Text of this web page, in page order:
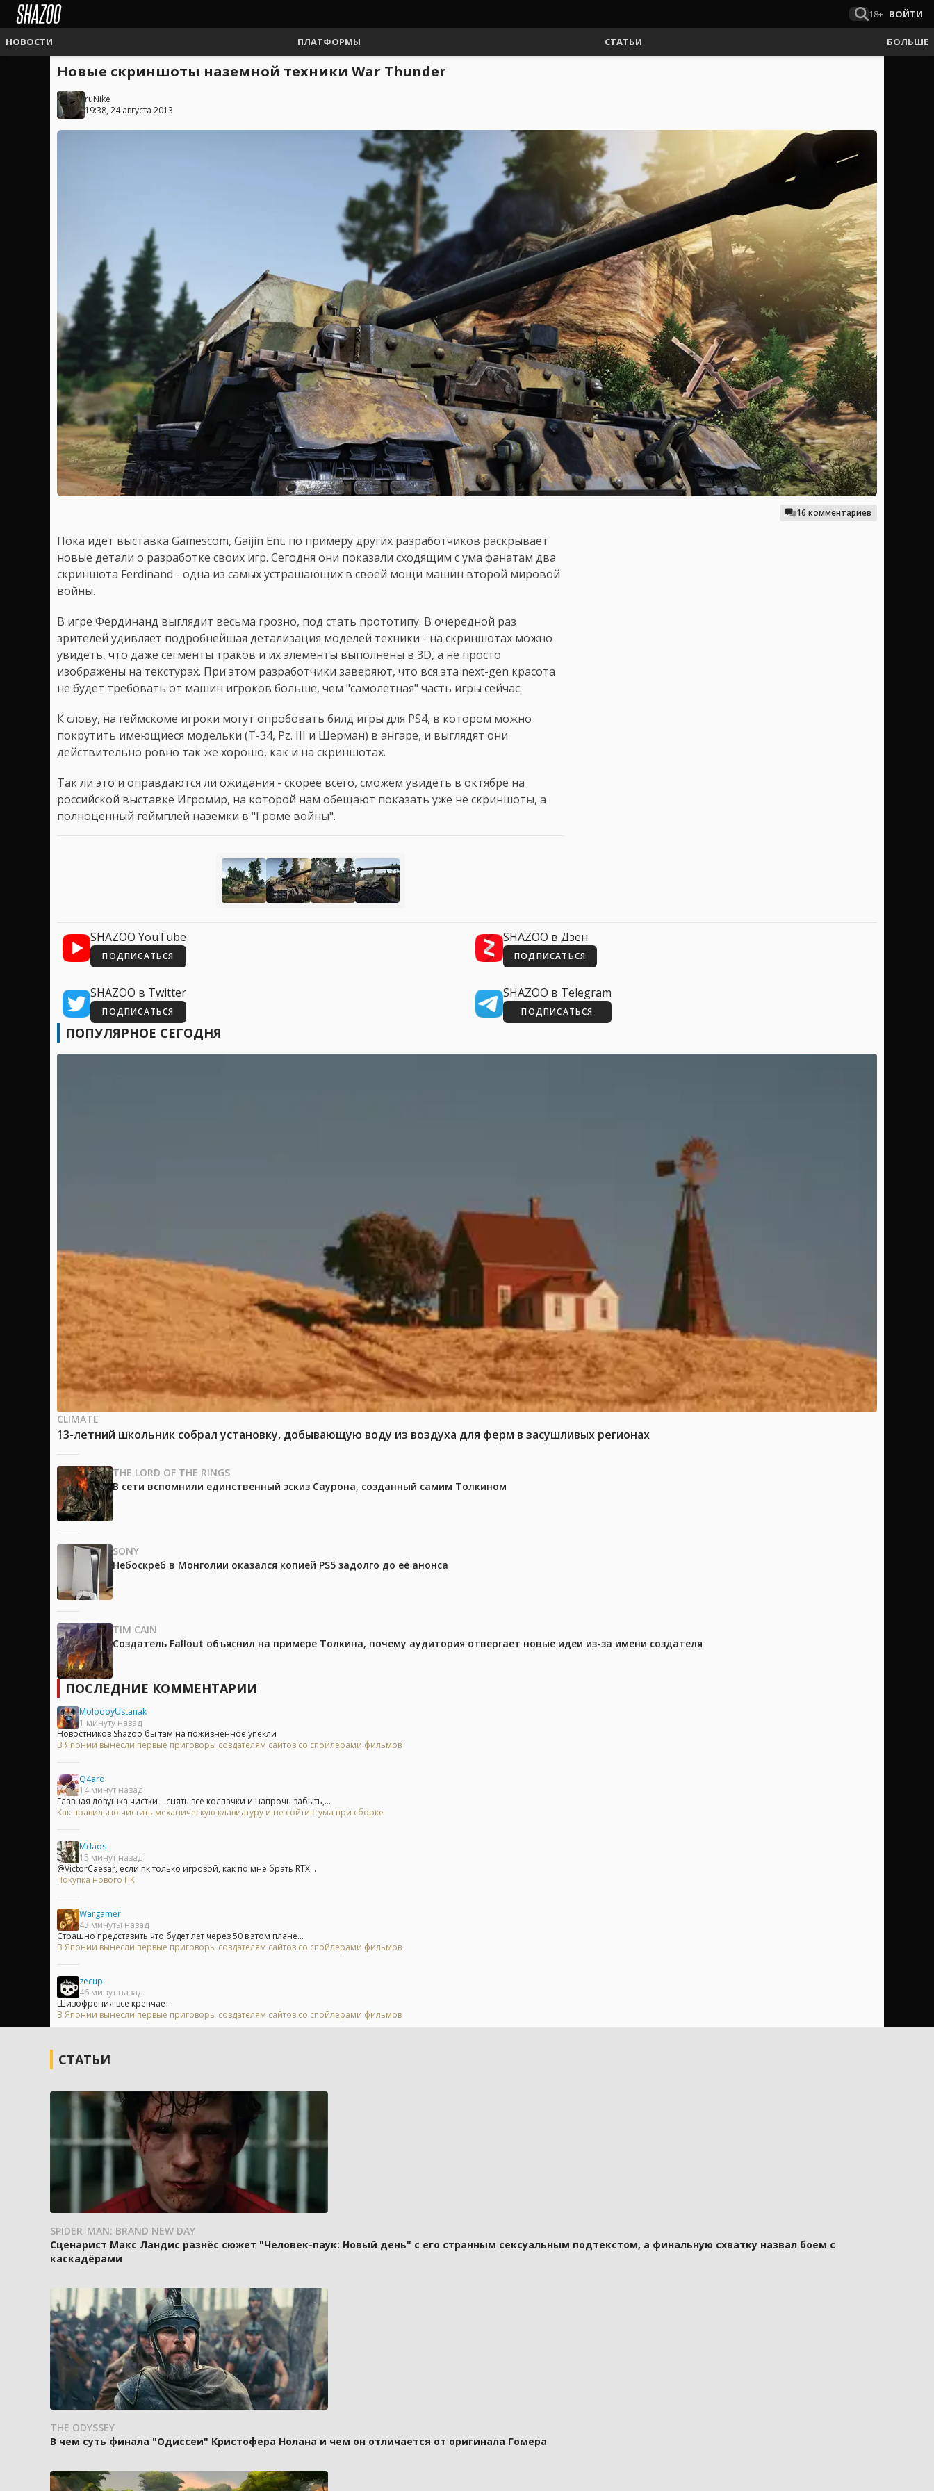
18+ ВОЙТИ
НОВОСТИ ПЛАТФОРМЫ СТАТЬИ БОЛЬШЕ
Новые скриншоты наземной техники War Thunder
ruNike
19:38, 24 августа 2013
16 комментариев
Пока идет выставка Gamescom, Gaijin Ent. по примеру других разработчиков раскрывает
новые детали о разработке своих игр. Сегодня они показали сходящим с ума фанатам два
скриншота Ferdinand - одна из самых устрашающих в своей мощи машин второй мировой
войны.
В игре Фердинанд выглядит весьма грозно, под стать прототипу. В очередной раз
зрителей удивляет подробнейшая детализация моделей техники - на скриншотах можно
увидеть, что даже сегменты траков и их элементы выполнены в 3D, а не просто
изображены на текстурах. При этом разработчики заверяют, что вся эта next-gen красота
не будет требовать от машин игроков больше, чем "самолетная" часть игры сейчас.
К слову, на геймскоме игроки могут опробовать билд игры для PS4, в котором можно
покрутить имеющиеся модельки (Т-34, Pz. III и Шерман) в ангаре, и выглядят они
действительно ровно так же хорошо, как и на скриншотах.
Так ли это и оправдаются ли ожидания - скорее всего, сможем увидеть в октябре на
российской выставке Игромир, на которой нам обещают показать уже не скриншоты, а
полноценный геймплей наземки в "Громе войны".
SHAZOO YouTube
ПОДПИСАТЬСЯ
SHAZOO в Дзен
ПОДПИСАТЬСЯ
SHAZOO в Twitter
ПОДПИСАТЬСЯ
SHAZOO в Telegram
ПОДПИСАТЬСЯ
ПОПУЛЯРНОЕ СЕГОДНЯ
CLIMATE
13-летний школьник собрал установку, добывающую воду из воздуха для ферм в засушливых регионах
THE LORD OF THE RINGS
В сети вспомнили единственный эскиз Саурона, созданный самим Толкином
SONY
Небоскрёб в Монголии оказался копией PS5 задолго до её анонса
TIM CAIN
Создатель Fallout объяснил на примере Толкина, почему аудитория отвергает новые идеи из-за имени создателя
ПОСЛЕДНИЕ КОММЕНТАРИИ
MolodoyUstanak
1 минуту назад
Новостников Shazoo бы там на пожизненное упекли
В Японии вынесли первые приговоры создателям сайтов со спойлерами фильмов
Q4ard
14 минут назад
Главная ловушка чистки – снять все колпачки и напрочь забыть,...
Как правильно чистить механическую клавиатуру и не сойти с ума при сборке
Mdaos
15 минут назад
@VictorCaesar, если пк только игровой, как по мне брать RTX...
Покупка нового ПК
Wargamer
43 минуты назад
Страшно представить что будет лет через 50 в этом плане...
В Японии вынесли первые приговоры создателям сайтов со спойлерами фильмов
zecup
46 минут назад
Шизофрения все крепчает.
В Японии вынесли первые приговоры создателям сайтов со спойлерами фильмов
СТАТЬИ
SPIDER-MAN: BRAND NEW DAY
Сценарист Макс Ландис разнёс сюжет "Человек-паук: Новый день" с его странным сексуальным подтекстом, а финальную схватку назвал боем с
каскадёрами
THE ODYSSEY
В чем суть финала "Одиссеи" Кристофера Нолана и чем он отличается от оригинала Гомера